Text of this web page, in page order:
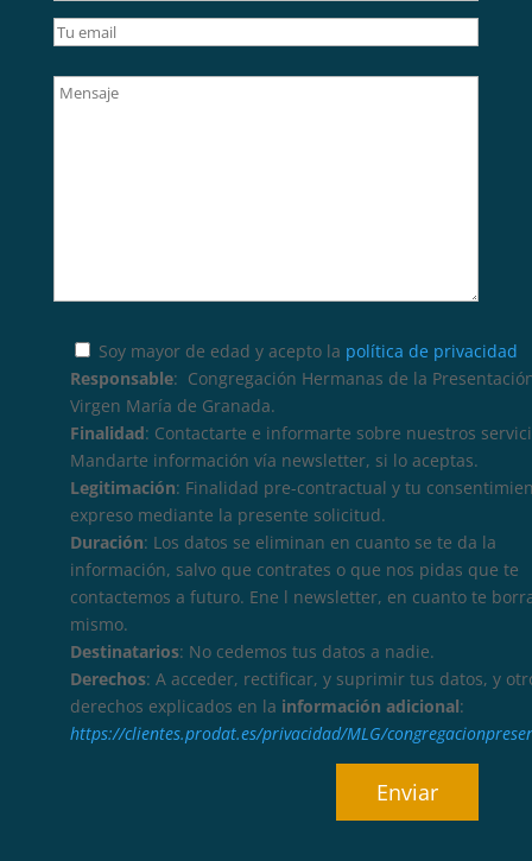
Soy mayor de edad y acepto la política de privacidad
Responsable: Congregación Hermanas de la
Virgen María de Granada.
Finalidad: Contactarte e informarte sobre nuestros
Mandarte información vía newsletter, si lo aceptas.
Legitimación: Finalidad pre-contractual y tu
expreso mediante la presente solicitud.
Duración: Los datos se eliminan en cuanto se te da la
información, salvo que contrates o que nos pidas que te
contactemos a futuro. Ene l newsletter, en cuanto te
mismo.
Destinatarios: No cedemos tus datos a nadie.
Derechos: A acceder, rectificar, y suprimir tus datos, y
derechos explicados en la información adicional:
https://clientes.prodat.es/privacidad/MLG/